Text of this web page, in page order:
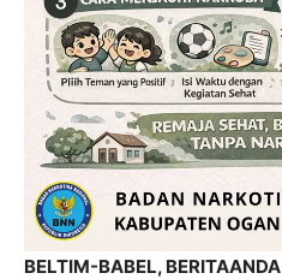
BELTIM-BABEL, BERITAANDA